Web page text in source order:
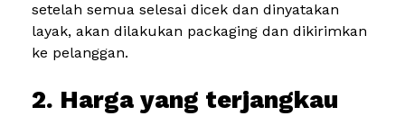
setelah semua selesai dicek dan dinyatakan
layak, akan dilakukan packaging dan dikirimkan
ke pelanggan.
2. Harga yang terjangkau